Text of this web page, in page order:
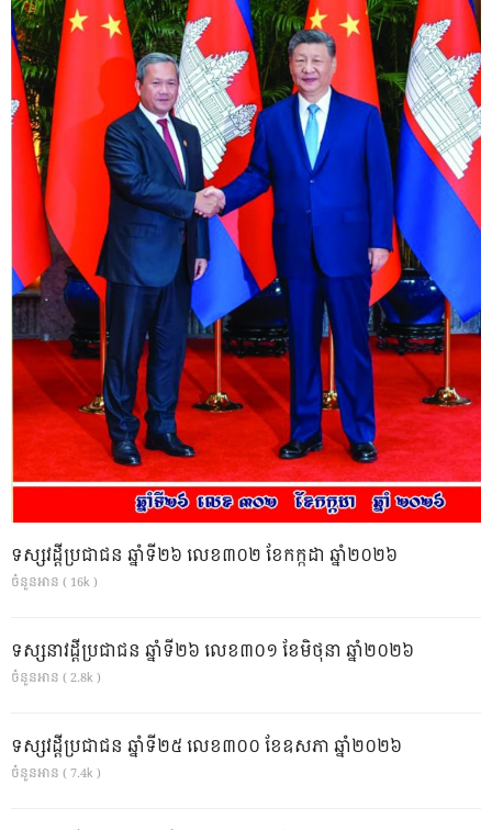
ទស្សវដ្តីប្រជាជន ឆ្នាំទី២៦ លេខ៣០២ ខែកក្កដា ឆ្នាំ២០២៦
ចំនួនអាន ( 16k )
ទស្សនាវដ្ដីប្រជាជន ឆ្នាំទី២៦ លេខ៣០១ ខែមិថុនា ឆ្នាំ២០២៦
ចំនួនអាន ( 2.8k )
ទស្សវដ្តីប្រជាជន ឆ្នាំទី២៥ លេខ៣០០ ខែឧសភា ឆ្នាំ២០២៦
ចំនួនអាន ( 7.4k )